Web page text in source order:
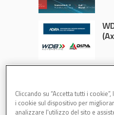
Cliccando su “Accetta tutti i
i cookie sul dispositivo per
analizzare l'utilizzo del sito e